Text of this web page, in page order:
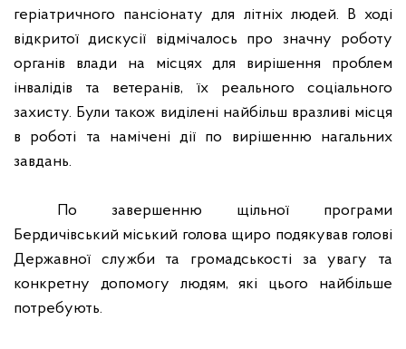
геріатричного пансіонату для літніх людей. В ході
відкритої дискусії відмічалось про значну роботу
органів влади на місцях для вирішення проблем
інвалідів та ветеранів, їх реального соціального
захисту. Були також виділені найбільш вразливі місця
в роботі та намічені дії по вирішенню нагальних
завдань.
По завершенню щільної програми
Бердичівський міський голова щиро подякував голові
Державної служби та громадськості за увагу та
конкретну допомогу людям, які цього найбільше
потребують.